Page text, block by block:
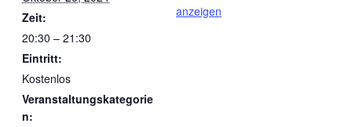
Zeit:
20:30 – 21:30
Eintritt:
Kostenlos
Veranstaltungskategorie
n:
anzeigen